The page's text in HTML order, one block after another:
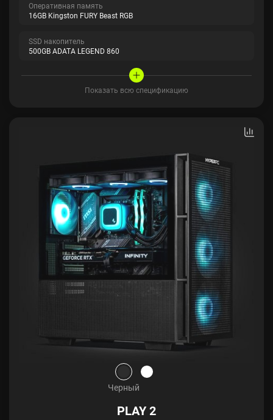
Оперативная память
16GB Kingston FURY Beast RGB
SSD накопитель
500GB ADATA LEGEND 860
Показать всю спецификацию
Черный
PLAY 2